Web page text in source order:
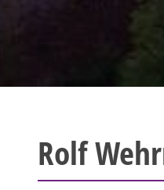
Rolf